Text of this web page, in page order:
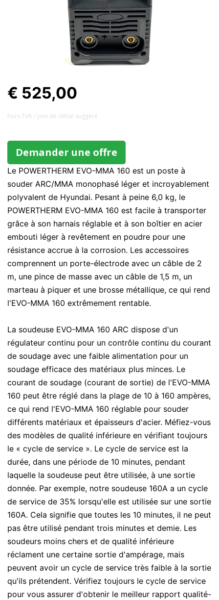
€ 525,00
hors TVA / prix ​​de détail suggéré
Demander une offre
Le POWERTHERM EVO-MMA 160 est un poste à
souder ARC/MMA monophasé léger et incroyablement
polyvalent de Hyundai. Pesant à peine 6,0 kg, le
POWERTHERM EVO-MMA 160 est facile à transporter
grâce à son harnais réglable et à son boîtier en acier
embouti léger à revêtement en poudre pour une
résistance accrue à la corrosion. Les accessoires
comprennent un porte-électrode avec un câble de 2
m, une pince de masse avec un câble de 1,5 m, un
marteau à piquer et une brosse métallique, ce qui rend
l'EVO-MMA 160 extrêmement rentable.
La soudeuse EVO-MMA 160 ARC dispose d'un
régulateur continu pour un contrôle continu du courant
de soudage avec une faible alimentation pour un
soudage efficace des matériaux plus minces. Le
courant de soudage (courant de sortie) de l'EVO-MMA
160 peut être réglé dans la plage de 10 à 160 ampères,
ce qui rend l'EVO-MMA 160 réglable pour souder
différents matériaux et épaisseurs d'acier. Méfiez-vous
des modèles de qualité inférieure en vérifiant toujours
le « cycle de service ». Le cycle de service est la
durée, dans une période de 10 minutes, pendant
laquelle la soudeuse peut être utilisée, à une sortie
donnée. Par exemple, notre soudeuse 160A a un cycle
de service de 35% lorsqu'elle est utilisée sur une sortie
160A. Cela signifie que toutes les 10 minutes, il ne peut
pas être utilisé pendant trois minutes et demie. Les
soudeurs moins chers et de qualité inférieure
réclament une certaine sortie d'ampérage, mais
peuvent avoir un cycle de service très faible à la sortie
qu'ils prétendent. Vérifiez toujours le cycle de service
pour vous assurer d'obtenir le meilleur rapport qualité-